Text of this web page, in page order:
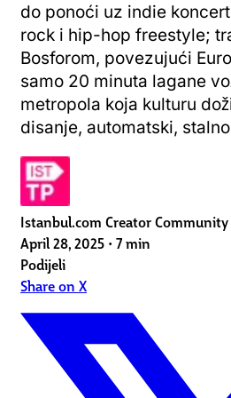
do ponoći uz indie
rock i hip-hop freestyle;
Bosforom, povezujući
samo 20 minuta lagane
metropola koja kulturu
disanje, automatski,
Istanbul.com Creator Community
April 28, 2025 • 7 min
Podijeli
Share on X